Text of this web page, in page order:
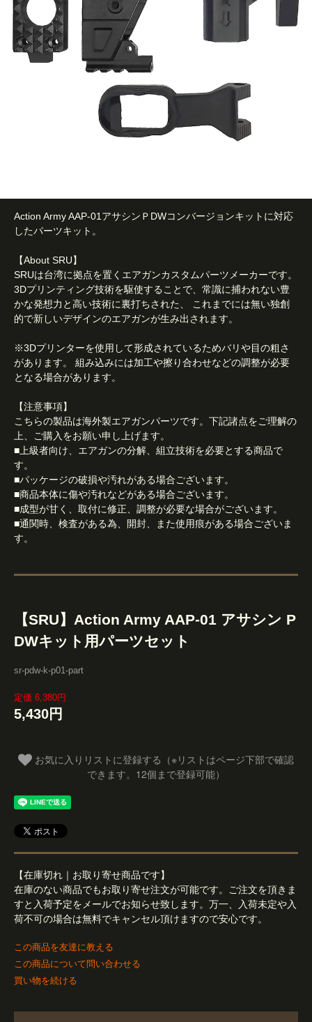
Action Army AAP-01アサシンＰDWコンバージョンキットに対応
したパーツキット。
【About SRU】
SRUは台湾に拠点を置くエアガンカスタムパーツメーカーです。
3Dプリンティング技術を駆使することで、常識に捕われない豊
かな発想力と高い技術に裏打ちされた、 これまでには無い独創
的で新しいデザインのエアガンが生み出されます。
※3Dプリンターを使用して形成されているためバリや目の粗さ
があります。 組み込みには加工や擦り合わせなどの調整が必要
となる場合があります。
【注意事項】
こちらの製品は海外製エアガンパーツです。下記諸点をご理解の
上、ご購入をお願い申し上げます。
■上級者向け、エアガンの分解、組立技術を必要とする商品で
す。
■パッケージの破損や汚れがある場合ございます。
■商品本体に傷や汚れなどがある場合ございます。
■成型が甘く、取付に修正、調整が必要な場合がございます。
■通関時、検査がある為、開封、また使用痕がある場合ございま
す。
【SRU】Action Army AAP-01 アサシン P
DWキット用パーツセット
sr-pdw-k-p01-part
定価 6,380円
5,430円
できます。12個まで登録可能）
【在庫切れ｜お取り寄せ商品です】
在庫のない商品でもお取り寄せ注文が可能です。ご注文を頂きま
すと入荷予定をメールでお知らせ致します。万一、入荷未定や入
荷不可の場合は無料でキャンセル頂けますので安心です。
この商品を友達に教える
この商品について問い合わせる
買い物を続ける